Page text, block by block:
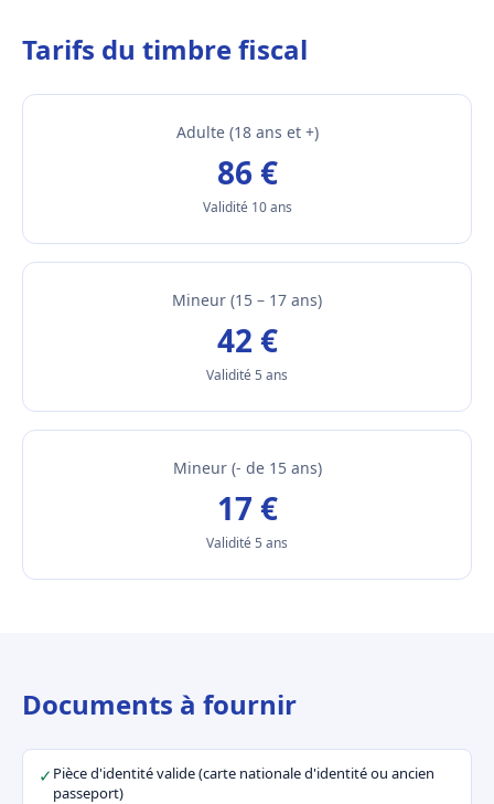
Tarifs du timbre fiscal
Adulte (18 ans et +)
86 €
Validité 10 ans
Mineur (15 – 17 ans)
42 €
Validité 5 ans
Mineur (- de 15 ans)
17 €
Validité 5 ans
Documents à fournir
✓ Pièce d'identité valide (carte nationale d'identité ou ancien
passeport)